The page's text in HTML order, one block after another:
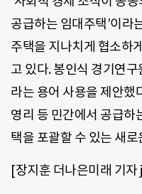
공급하는 임대주택’이라
주택을 지나치게 협소하
고 있다. 봉인식 경기연구
라는 용어 사용을 제안했
영리 등 민간에서 공급하
택을 포괄할 수 있는 새
[장지훈 더나은미래 기